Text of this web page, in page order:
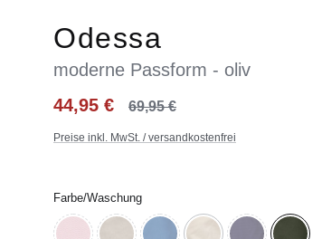
Odessa
moderne Passform - oliv
44,95 €
69,95 €
Preise inkl. MwSt. / versandkostenfrei
Farbe/Waschungauswählen